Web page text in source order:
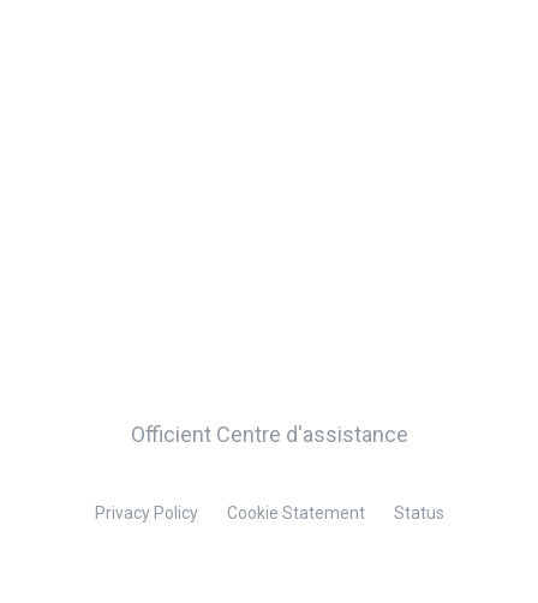
Officient Centre d'assistance
Privacy Policy Cookie Statement Status